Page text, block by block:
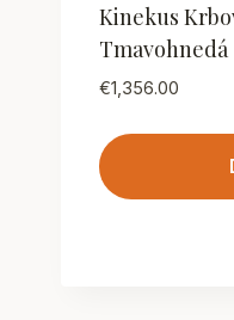
Kinekus
Tmavohnedá
€1,356.00